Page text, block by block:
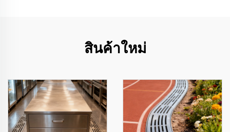
สินค้าใหม่